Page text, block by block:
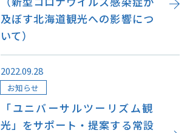
及ぼす北海道観光への影響につ
いて）
「ユニバーサルツーリズム観
光」をサポート・提案する常設
2022.09.28
お知らせ